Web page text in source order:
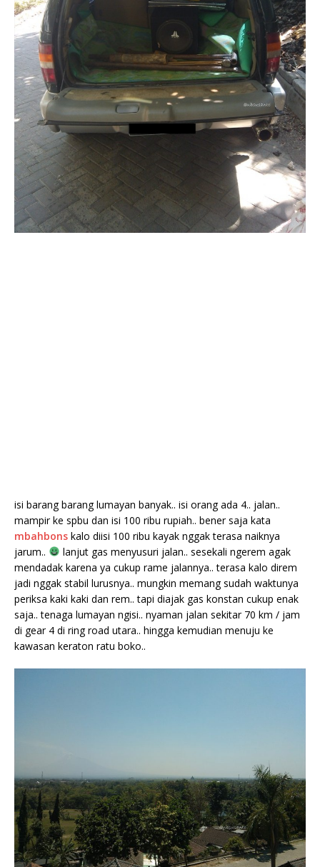
isi barang barang lumayan banyak.. isi orang ada 4.. jalan..
mampir ke spbu dan isi 100 ribu rupiah.. bener saja kata
mbahbons kalo diisi 100 ribu kayak nggak terasa naiknya
jarum..
lanjut gas menyusuri jalan.. sesekali ngerem agak
mendadak karena ya cukup rame jalannya.. terasa kalo direm
jadi nggak stabil lurusnya.. mungkin memang sudah waktunya
periksa kaki kaki dan rem.. tapi diajak gas konstan cukup enak
saja.. tenaga lumayan ngisi.. nyaman jalan sekitar 70 km / jam
di gear 4 di ring road utara.. hingga kemudian menuju ke
kawasan keraton ratu boko..